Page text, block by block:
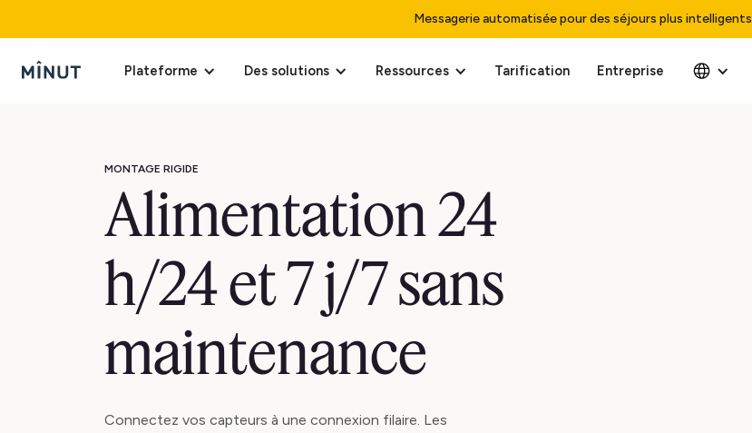
Messagerie automatisée pour des séjours plus intelligents
Plateforme Des solutions Ressources Tarification Entreprise
MONTAGE RIGIDE
Alimentation 24
h/24 et 7 j/7 sans
maintenance
Connectez vos capteurs à une connexion filaire. Les